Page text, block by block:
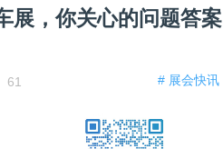
展，你关心的问题答案
# 展会快讯
61